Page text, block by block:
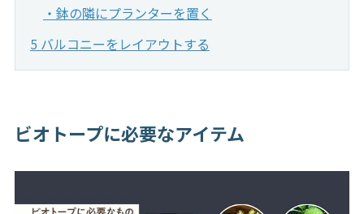
・鉢の隣にプランターを置く
5 バルコニーをレイアウトする
ビオトープに必要なアイテム